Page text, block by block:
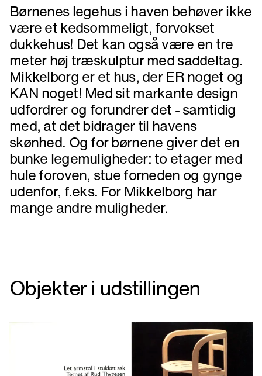
Børnenes legehus i haven behøver ikke
være et kedsommeligt, forvokset
dukkehus! Det kan også være en tre
meter høj træskulptur med saddeltag.
Mikkelborg er et hus, der ER noget og
KAN noget! Med sit markante design
udfordrer og forundrer det - samtidig
med, at det bidrager til havens
skønhed. Og for børnene giver det en
bunke legemuligheder: to etager med
hule foroven, stue forneden og gynge
udenfor, f.eks. For Mikkelborg har
mange andre muligheder.
Objekter i udstillingen